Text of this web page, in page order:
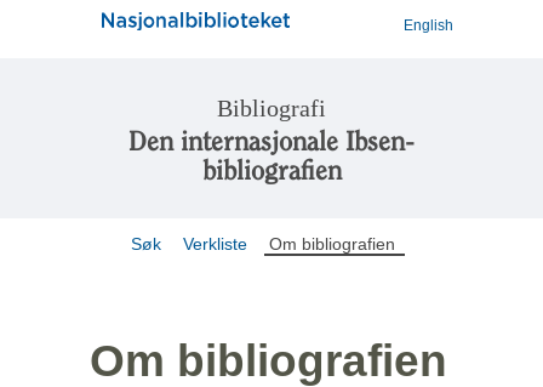
English
Bibliografi
Den internasjonale Ibsen-
bibliografien
Søk Verkliste Om bibliografien
Om bibliografien